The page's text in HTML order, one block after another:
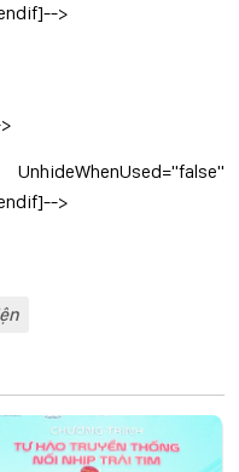
>
>